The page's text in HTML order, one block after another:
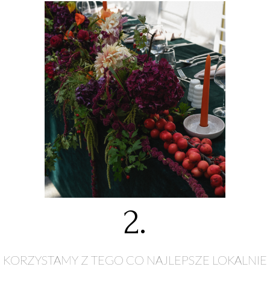
2.
KORZYSTAMY Z TEGO CO NAJLEPSZE LOKALNIE